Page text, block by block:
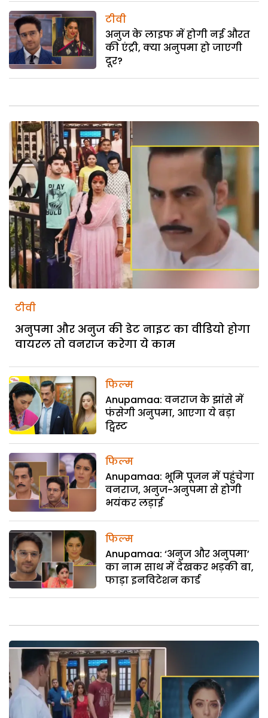
टीवी
अनुज के लाइफ में होगी नई औरत
की एंट्री, क्या अनुपमा हो जाएगी
दूर?
टीवी
अनुपमा और अनुज की डेट नाइट का वीडियो होगा
वायरल तो वनराज करेगा ये काम
फिल्म
Anupamaa: वनराज के झांसे में
फंसेगी अनुपमा, आएगा ये बड़ा
ट्विस्ट
फिल्म
Anupamaa: भूमि पूजन में पहुंचेगा
वनराज, अनुज-अनुपमा से होगी
भयंकर लड़ाई
फिल्म
Anupamaa: ‘अनुज और अनुपमा’
का नाम साथ में देखकर भड़की बा,
फाड़ा इनविटेशन कार्ड